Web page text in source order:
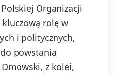
Organizacji
kluczową rolę w
i politycznych,
powstania
z kolei,